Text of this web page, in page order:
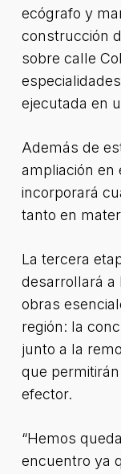
ecógrafo y
construcción
sobre calle
ejecutada en
Además de
ampliación en
incorporará
tanto en
La tercera
desarrollará a
obras
región: la
junto a la
que
efector.
“Hemos
encuentro ya